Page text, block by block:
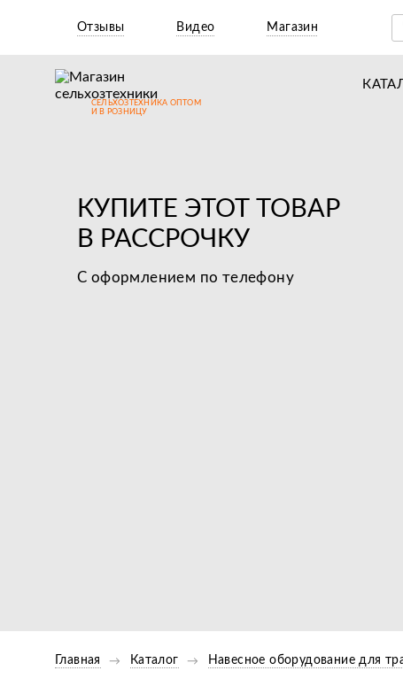
Отзывы Видео Магазин
СЕЛЬХОЗТЕХНИКА ОПТОМ
И В РОЗНИЦУ
КУПИТЕ ЭТОТ ТОВАР
В РАССРОЧКУ
С оформлением по телефону
Главная Каталог Навесное оборудование для